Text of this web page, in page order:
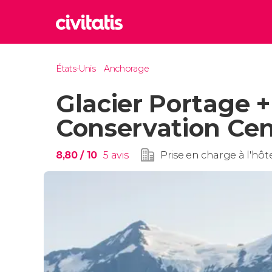
Maroc
États-Unis Anchorage
Glacier Portage
Conservation
8,80/ 10 5 avis Prise en charge à